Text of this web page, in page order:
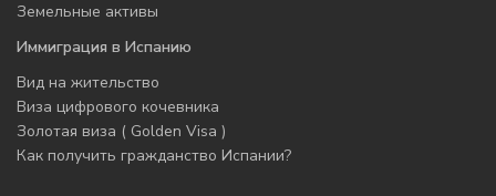
Земельные активы
Иммиграция в Испанию
Вид на жительство
Виза цифрового кочевника
Золотая виза ( Golden Visa )
Как получить гражданство Испании?